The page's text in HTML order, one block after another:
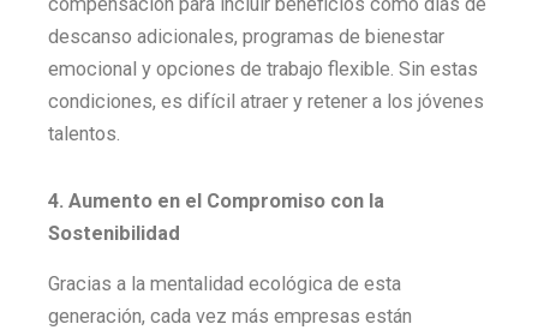
compensación para incluir beneficios como días de
descanso adicionales, programas de bienestar
emocional y opciones de trabajo flexible. Sin estas
condiciones, es difícil atraer y retener a los jóvenes
talentos.
4. Aumento en el Compromiso con la
Sostenibilidad
Gracias a la mentalidad ecológica de esta
generación, cada vez más empresas están